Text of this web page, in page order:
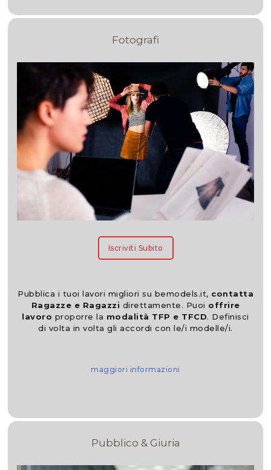
Fotografi
Iscriviti Subito
Pubblica i tuoi lavori migliori su bemodels.it, contatta
Ragazze e Ragazzi direttamente. Puoi offrire
lavoro proporre la modalità TFP e TFCD. Definisci
di volta in volta gli accordi con le/i modelle/i.
maggiori informazioni
Pubblico & Giuria